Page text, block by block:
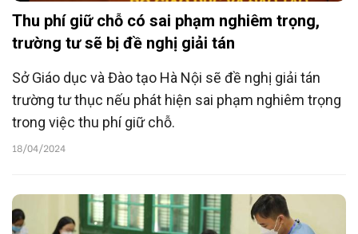
Thu phí giữ chỗ có sai phạm nghiêm trọng,
trường tư sẽ bị đề nghị giải tán
Sở Giáo dục và Đào tạo Hà Nội sẽ đề nghị giải tán
trường tư thục nếu phát hiện sai phạm nghiêm trọng
trong việc thu phí giữ chỗ.
18/04/2024